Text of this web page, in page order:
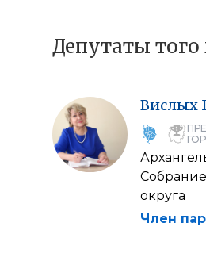
Депутаты
Вислых
округа
Член